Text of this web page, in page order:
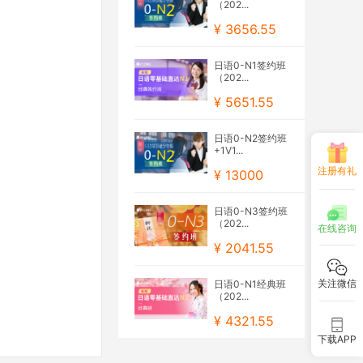
（202...
¥ 3656.55
日语0-N1签约班
（202...
¥ 5651.55
日语0-N2签约班
+1V1...
¥ 13000
日语0-N3签约班
（202...
¥ 2041.55
日语0-N1经典班
（202...
¥ 4321.55
注册有礼
在线咨询
关注微信
下载APP